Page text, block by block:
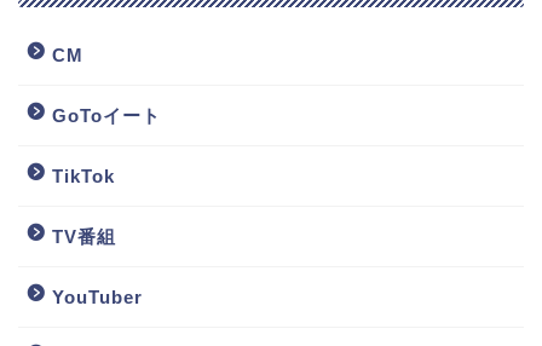
CM
GoToイート
TikTok
TV番組
YouTuber